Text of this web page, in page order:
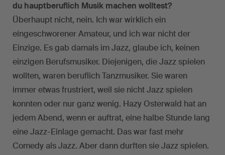
du hauptberuflich Musik machen wolltest?
Überhaupt nicht, nein. Ich war wirklich ein
eingeschworener Amateur, und ich war nicht der
Einzige. Es gab damals im Jazz, glaube ich, keinen
einzigen Berufsmusiker. Diejenigen, die Jazz spielen
wollten, waren beruflich Tanzmusiker. Sie waren
immer etwas frustriert, weil sie nicht Jazz spielen
konnten oder nur ganz wenig. Hazy Osterwald hat an
jedem Abend, wenn er auftrat, eine halbe Stunde lang
eine Jazz-Einlage gemacht. Das war fast mehr
Comedy als Jazz. Aber dann durften sie Jazz spielen.